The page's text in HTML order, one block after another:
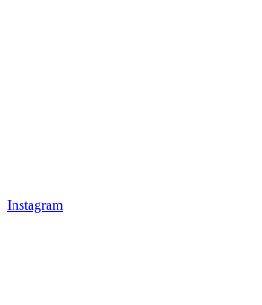
Instagram